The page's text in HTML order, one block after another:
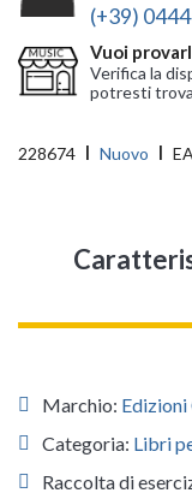
(+39)
Vuoi
Verifica la
potresti
228674 Nuovo
Marchio: Edizioni
Categoria: Libri
Raccolta di